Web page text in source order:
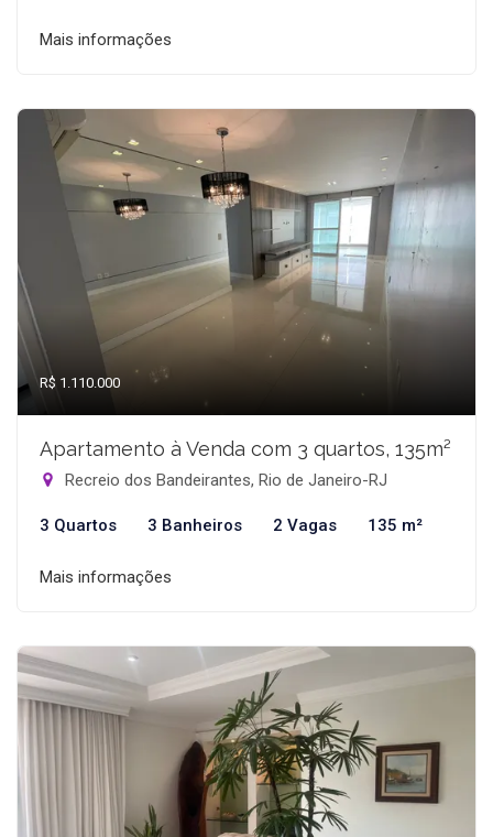
Mais informações
R$ 1.110.000
Apartamento à Venda com 3 quartos, 135m²
Recreio dos Bandeirantes, Rio de Janeiro-RJ
3 Quartos 3 Banheiros 2 Vagas 135 m²
Mais informações